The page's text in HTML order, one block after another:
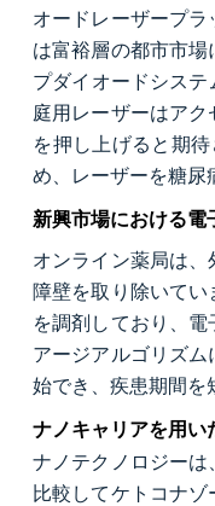
オードレーザープ
は富裕層の都市市
プダイオードシステ
庭用レーザーはア
を押し上げると期
め、レーザーを糖尿
新興市場における電
オンライン薬局は
障壁を取り除いて
を調剤しており、
アージアルゴリズ
始でき、疾患期間を
ナノキャリアを用い
ナノテクノロジーは
比較してケトコナ